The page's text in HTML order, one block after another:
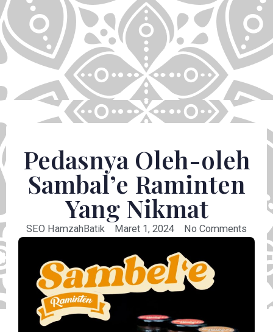
Pedasnya Oleh-oleh
Sambal’e Raminten
Yang Nikmat
SEO HamzahBatik Maret 1, 2024 No Comments